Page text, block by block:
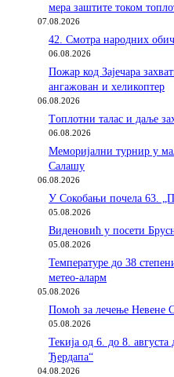
мера заштите током
07.08.2026
42. Смотра народних
06.08.2026
Пожар код Зајечара
ангажован и хеликоптер
06.08.2026
Tоплотни талас и даље
06.08.2026
Меморијални турнир у
Салашу
06.08.2026
У Сокобањи почела 63.
05.08.2026
Виденовић у посети
05.08.2026
Температуре до 38
метео-аларм
05.08.2026
Помоћ за лечење Невене
05.08.2026
Текија од 6. до 8.
Ђердапа“
04.08.2026